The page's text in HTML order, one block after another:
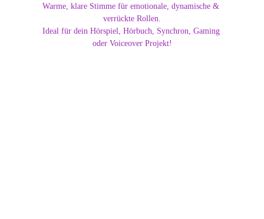
Warme, klare Stimme für emotionale, dynamische &
verrückte Rollen.
Ideal für dein Hörspiel, Hörbuch, Synchron, Gaming
oder Voiceover Projekt!